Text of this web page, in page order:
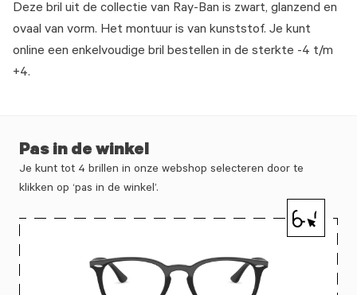
Deze bril uit de collectie van Ray-Ban is zwart, glanzend en
ovaal van vorm. Het montuur is van kunststof. Je kunt
online een enkelvoudige bril bestellen in de sterkte -4 t/m
+4.
Pas in de winkel
Je kunt tot 4 brillen in onze webshop selecteren door te
klikken op ‘pas in de winkel’.